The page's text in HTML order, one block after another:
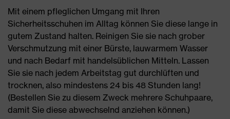
Mit einem pfleglichen Umgang mit Ihren
Sicherheitsschuhen im Alltag können Sie diese lange in
gutem Zustand halten. Reinigen Sie sie nach grober
Verschmutzung mit einer Bürste, lauwarmem Wasser
und nach Bedarf mit handelsüblichen Mitteln. Lassen
Sie sie nach jedem Arbeitstag gut durchlüften und
trocknen, also mindestens 24 bis 48 Stunden lang!
(Bestellen Sie zu diesem Zweck mehrere Schuhpaare,
damit Sie diese abwechselnd anziehen können.)